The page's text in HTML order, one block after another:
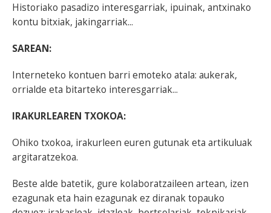
Historiako pasadizo interesgarriak, ipuinak, antxinako
kontu bitxiak, jakingarriak...
SAREAN:
Interneteko kontuen barri emoteko atala: aukerak,
orrialde eta bitarteko interesgarriak...
IRAKURLEAREN TXOKOA:
Ohiko txokoa, irakurleen euren gutunak eta artikuluak
argitaratzekoa.
Beste alde batetik, gure kolaboratzaileen artean, izen
ezagunak eta hain ezagunak ez diranak topauko